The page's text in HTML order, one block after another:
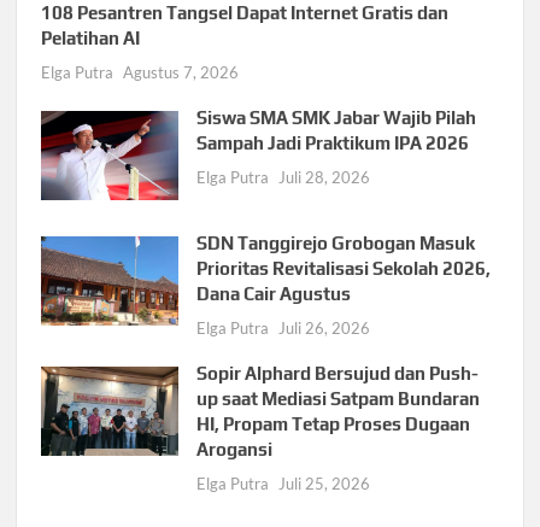
108 Pesantren Tangsel Dapat Internet Gratis dan
Pelatihan AI
Elga Putra Agustus 7, 2026
Siswa SMA SMK Jabar Wajib Pilah
Sampah Jadi Praktikum IPA 2026
Elga Putra Juli 28, 2026
SDN Tanggirejo Grobogan Masuk
Prioritas Revitalisasi Sekolah 2026,
Dana Cair Agustus
Elga Putra Juli 26, 2026
Sopir Alphard Bersujud dan Push-
up saat Mediasi Satpam Bundaran
HI, Propam Tetap Proses Dugaan
Arogansi
Elga Putra Juli 25, 2026